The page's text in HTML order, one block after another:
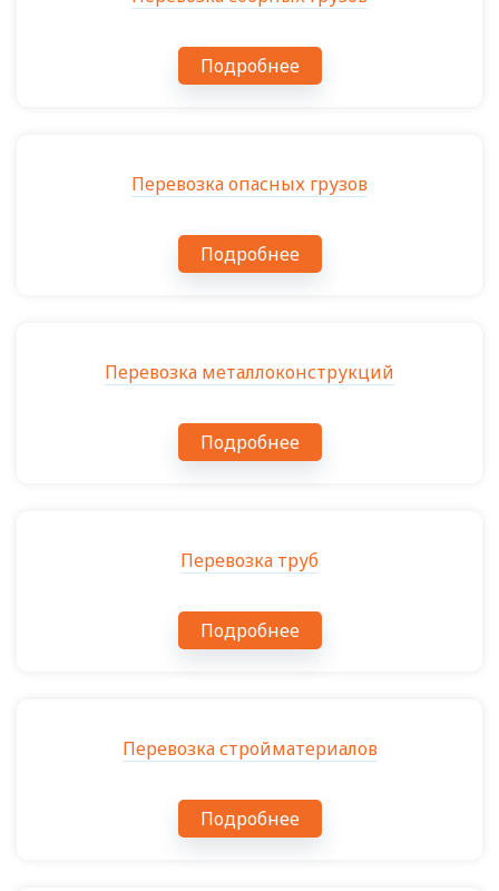
Подробнее
Перевозка опасных грузов
Подробнее
Перевозка металлоконструкций
Подробнее
Перевозка труб
Подробнее
Перевозка стройматериалов
Подробнее